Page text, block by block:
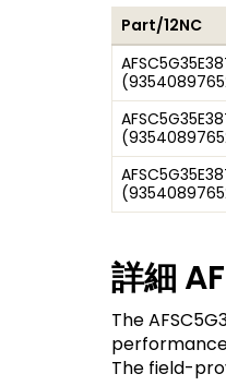
Part/12NC
(
(
(
詳細
The
The field-